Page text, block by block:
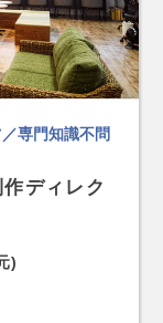
専門知識不問
ディレク
)